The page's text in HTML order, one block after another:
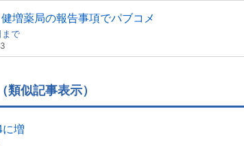
増薬局の報告事項でパブコメ
まで
類似記事表示）
増